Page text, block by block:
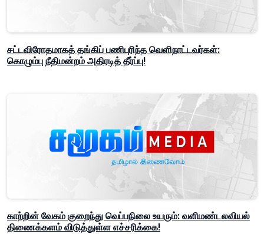
சட்டவிரோதமாகத் தங்கிப் பணிபுரிந்த வெளிநாட்டவர்கள்:
கொழும்பு நீதிமன்றம் அதிரடித் தீர்ப்பு!
காற்றின் வேகம் குறைந்து வெப்பநிலை உயரும்: வளிமண்டலவியல்
திணைக்களம் விடுத்துள்ள எச்சரிக்கை!